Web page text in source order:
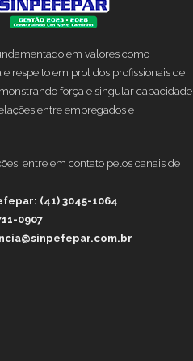
em valores como
respeito em prol dos profissionais de
força e singular capacidade
entre empregados e
entre em contato pelos canais de
(41) 3045-1064
0907